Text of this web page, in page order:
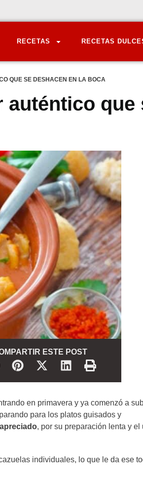
RECETAS RECETAS
QUE SE DESHACEN EN LA BOCA
auténtico que
ESTE POST
en primavera y ya comenzó a
para los platos guisados y
, por su preparación lenta y el
individuales, lo que le da ese